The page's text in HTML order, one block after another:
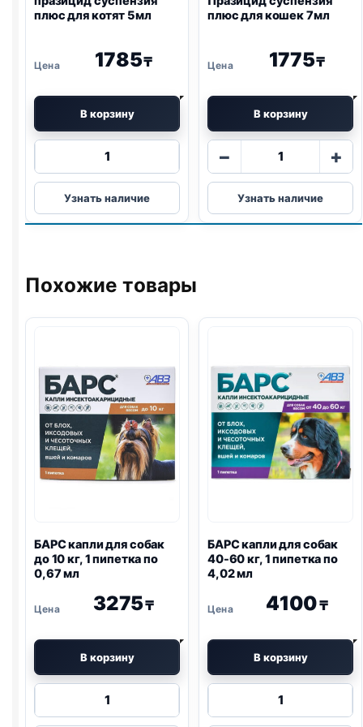
плюс для котят 5мл
1785₸
В корзину
Количество
празицид
суспензия
плюс
5мл
Узнать наличие
плюс для кошек 7мл
1775₸
В корзину
−
Количество
Празицид
суспензия
плюс
+
Узнать наличие
Похожие товары
БАРС капли для собак
до 10 кг, 1 пипетка по
0,67 мл
3275₸
В корзину
Количество
БАРС капли для собак
40-60 кг, 1 пипетка по
4,02 мл
4100₸
В корзину
Количество